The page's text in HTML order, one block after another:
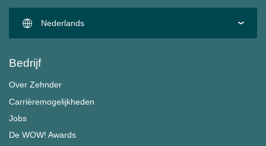
Nederlands
Bedrijf
Over Zehnder
Carrièremogelijkheden
Jobs
De WOW! Awards